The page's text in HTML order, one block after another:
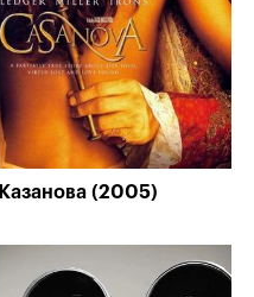
Казанова (2005)